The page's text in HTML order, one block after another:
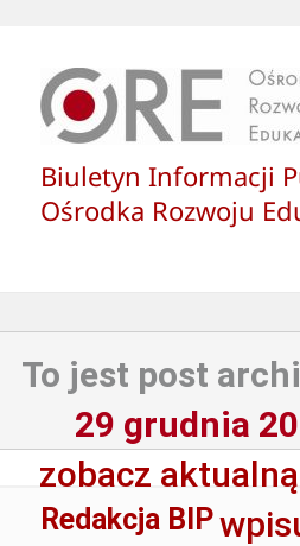
Biuletyn Informacji
Ośrodka Rozwoju
To jest post
29 grudnia
zobacz
Redakcja BIP